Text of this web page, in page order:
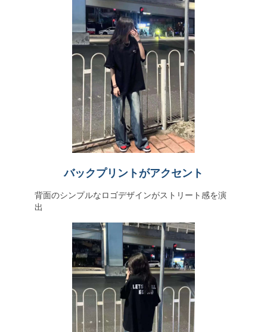
バックプリントがアクセント
背面のシンプルなロゴデザインがストリート感を演
出